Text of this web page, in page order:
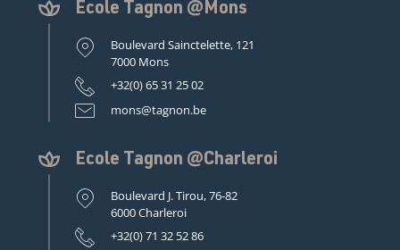
Ecole Tagnon @Mons
Boulevard Sainctelette, 121
7000 Mons
+32(0) 65 31 25 02
mons@tagnon.be
Ecole Tagnon @Charleroi
Boulevard J. Tirou, 76-82
6000 Charleroi
+32(0) 71 32 52 86